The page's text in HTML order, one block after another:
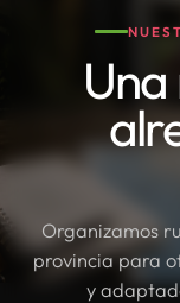
Organizamos
provincia para
y